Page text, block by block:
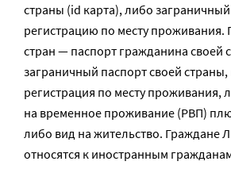
страны (id карта), либо
регистрацию по месту проживания.
стран — паспорт гражданина своей
заграничный паспорт своей
регистрация по месту проживания,
на временное проживание (РВП)
либо вид на жительство. Граждане
относятся к иностранным